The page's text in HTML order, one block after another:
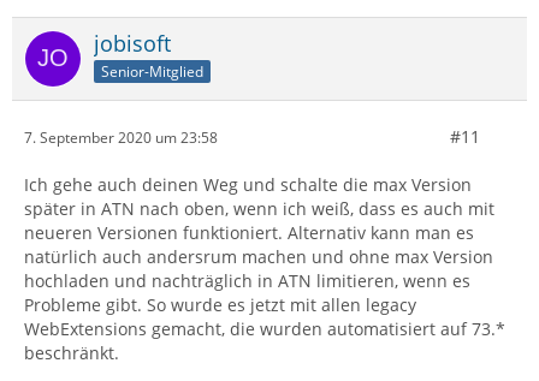
jobisoft
Senior-Mitglied
7. September 2020 um 23:58 #11
Ich gehe auch deinen Weg und schalte die max Version
später in ATN nach oben, wenn ich weiß, dass es auch mit
neueren Versionen funktioniert. Alternativ kann man es
natürlich auch andersrum machen und ohne max Version
hochladen und nachträglich in ATN limitieren, wenn es
Probleme gibt. So wurde es jetzt mit allen legacy
WebExtensions gemacht, die wurden automatisiert auf 73.*
beschränkt.